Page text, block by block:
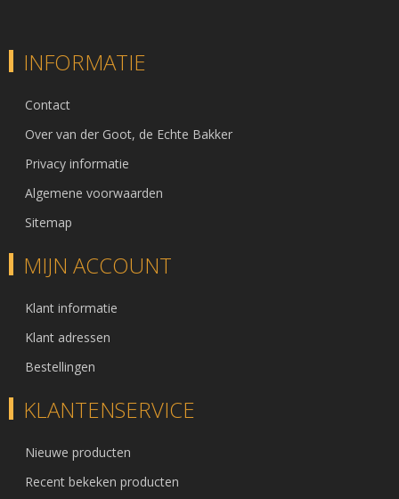
INFORMATIE
Contact
Over van der Goot, de Echte Bakker
Privacy informatie
Algemene voorwaarden
Sitemap
MIJN ACCOUNT
Klant informatie
Klant adressen
Bestellingen
KLANTENSERVICE
Nieuwe producten
Recent bekeken producten